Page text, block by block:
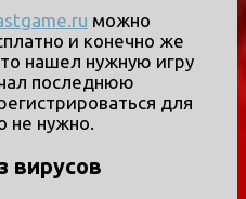
можно
и конечно же
нашел нужную игру
последнюю
для
не нужно.
вирусов